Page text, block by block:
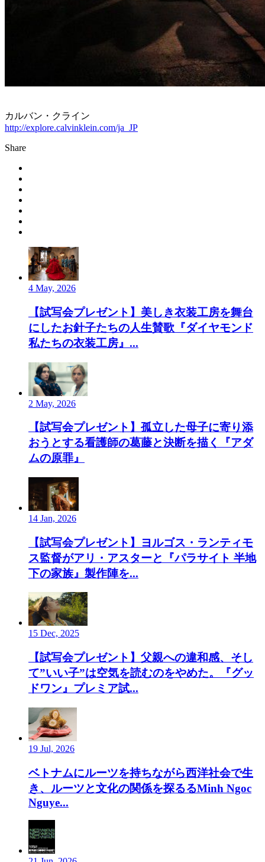
カルバン・クライン
http://explore.calvinklein.com/ja_JP
Share
4 May, 2026
【試写会プレゼント】美しき衣装工房を舞台
にしたお針子たちの人生賛歌『ダイヤモンド
私たちの衣装工房』...
2 May, 2026
【試写会プレゼント】孤立した母子に寄り添
おうとする看護師の葛藤と決断を描く『アダ
ムの原罪』
14 Jan, 2026
【試写会プレゼント】ヨルゴス・ランティモ
ス監督がアリ・アスターと『パラサイト 半地
下の家族』製作陣を...
15 Dec, 2025
【試写会プレゼント】父親への違和感、そし
て”いい子”は空気を読むのをやめた。『グッ
ドワン』プレミア試...
19 Jul, 2026
ベトナムにルーツを持ちながら西洋社会で生
き、ルーツと文化の関係を探るるMinh Ngoc
Nguye...